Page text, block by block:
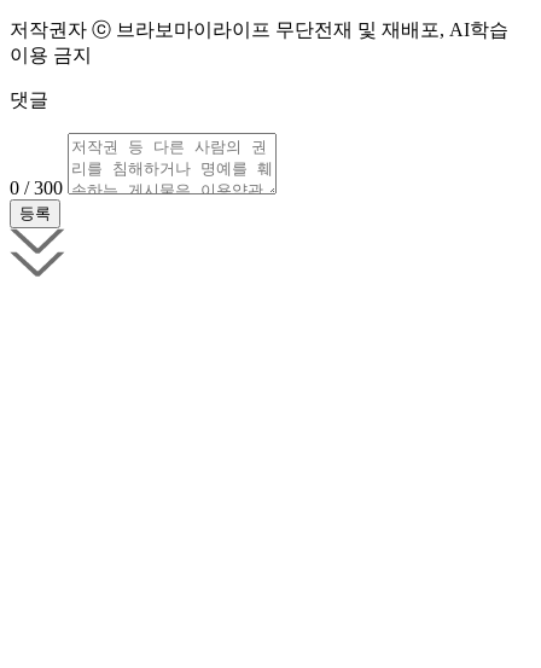
저작권자 ⓒ 브라보마이라이프 무단전재 및 재배포, AI학습
이용 금지
댓글
0 / 300